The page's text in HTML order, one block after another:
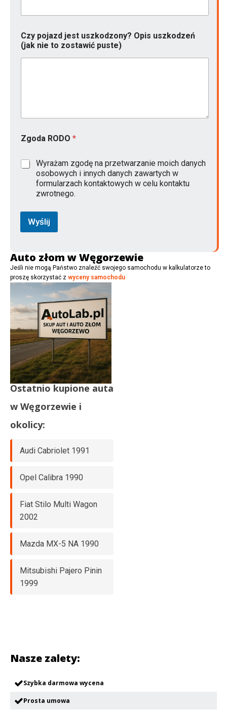
Czy pojazd jest uszkodzony? Opis uszkodzeń
(jak nie to zostawić puste)
o
t
a
s
t
e
)
Zgoda RODO *
Wyrażam zgodę na przetwarzanie moich danych
osobowych i innych danych zawartych w
formularzach kontaktowych w celu kontaktu
zwrotnego.
Wyślij
Auto złom w Węgorzewie
Jeśli nie mogą Państwo znaleźć swojego samochodu w kalkulatorze to
proszę skorzystać z wyceny samochodu
Ostatnio kupione auta
w Węgorzewie i
okolicy:
Audi Cabriolet 1991
Opel Calibra 1990
Fiat Stilo Multi Wagon
2002
Mazda MX-5 NA 1990
Mitsubishi Pajero Pinin
1999
Nasze zalety:
Szybka darmowa wycena
Prosta umowa